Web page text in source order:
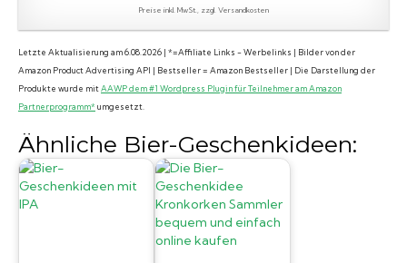
Preise inkl. MwSt., zzgl. Versandkosten
Letzte Aktualisierung am 6.08.2026 | *=Affiliate Links - Werbelinks | Bilder von der
Amazon Product Advertising API | Bestseller = Amazon Bestseller | Die Darstellung der
Produkte wurde mitAAWP dem #1 Wordpress Plugin für Teilnehmer am Amazon
Partnerprogramm* umgesetzt.
Ähnliche Bier-Geschenkideen: